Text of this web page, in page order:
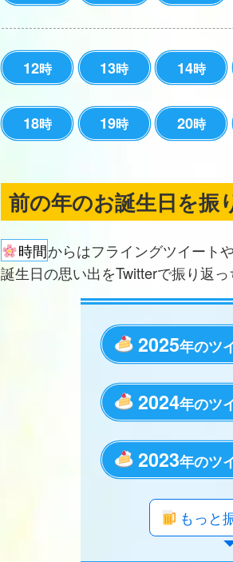
12時 13時 14時
18時 19時 20時
前の年のお誕生日を振
時間からはフライングツイート
誕生日の思い出をTwitterで振り返
2025年のツ
2024年のツ
2023年のツ
年のツ
年のツ
年のツ
年のツ
年のツ
年のツ
年のツ
年のツ
年のツ
年のツ
年のツ
年のツ
年のツ
年のツ
年のツ
年のツ
年のツ
もっと